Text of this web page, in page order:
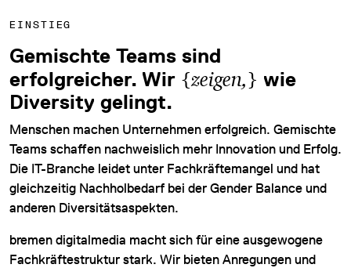
EINSTIEG
Gemischte Teams sind
erfolgreicher. Wir {zeigen,} wie
Diversity gelingt.
Menschen machen Unternehmen erfolgreich. Gemischte
Teams schaffen nachweislich mehr Innovation und Erfolg.
Die IT-Branche leidet unter Fachkräftemangel und hat
gleichzeitig Nachholbedarf bei der Gender Balance und
anderen Diversitätsaspekten.
bremen digitalmedia macht sich für eine ausgewogene
Fachkräftestruktur stark. Wir bieten Anregungen und